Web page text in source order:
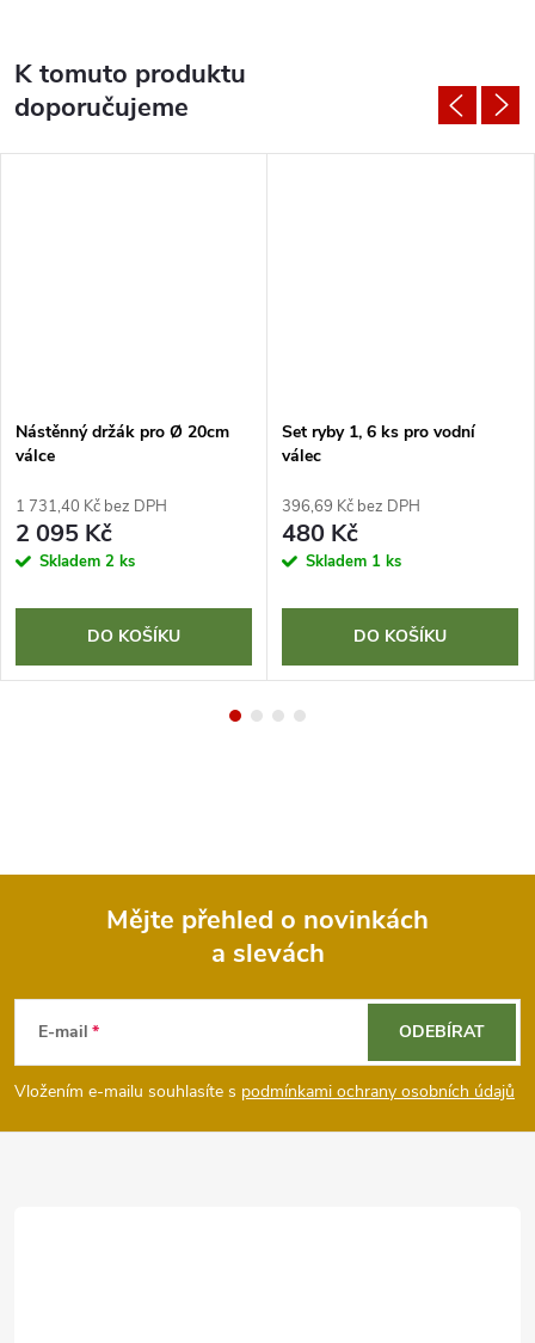
K tomuto produktu
doporučujeme
Nástěnný držák pro Ø 20cm
válce
1 731,40 Kč bez DPH
2 095 Kč
Skladem 2 ks
DO KOŠÍKU
Set ryby 1, 6 ks pro vodní
válec
396,69 Kč bez DPH
480 Kč
Skladem 1 ks
DO KOŠÍKU
p
a
Mějte přehled o novinkách
a slevách
E-mail
Vložením e-mailu souhlasíte s podmínkami ochrany osobních údajů
ODEBÍRAT